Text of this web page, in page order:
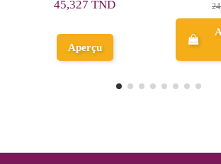
24,500 TND
Ajouter au